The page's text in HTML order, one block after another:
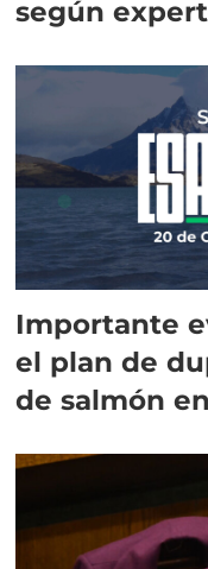
según
Importante
el plan de
de salmón